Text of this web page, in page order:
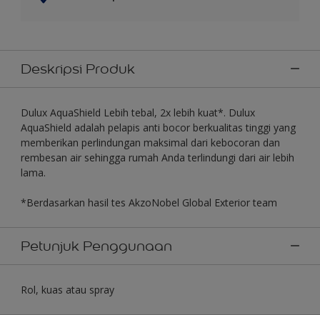
Deskripsi Produk
Dulux AquaShield Lebih tebal, 2x lebih kuat*. Dulux
AquaShield adalah pelapis anti bocor berkualitas tinggi yang
memberikan perlindungan maksimal dari kebocoran dan
rembesan air sehingga rumah Anda terlindungi dari air lebih
lama.
*Berdasarkan hasil tes AkzoNobel Global Exterior team
Petunjuk Penggunaan
Rol, kuas atau spray